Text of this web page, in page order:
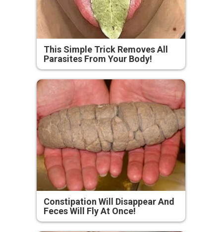
This Simple Trick Removes All
Parasites From Your Body!
Constipation Will Disappear And
Feces Will Fly At Once!